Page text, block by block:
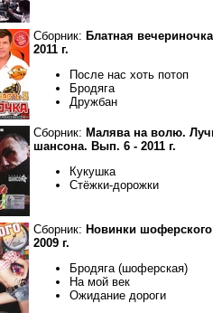
Сборник: Блатная
2011 г.
После нас хоть потоп
Бродяга
Дружбан
Сборник: Малява на волю.
шансона. Вып. 6 - 2011 г.
Кукушка
Стёжки-дорожки
Сборник: Новинки
2009 г.
Бродяга (шоферская)
На мой век
Ожидание дороги